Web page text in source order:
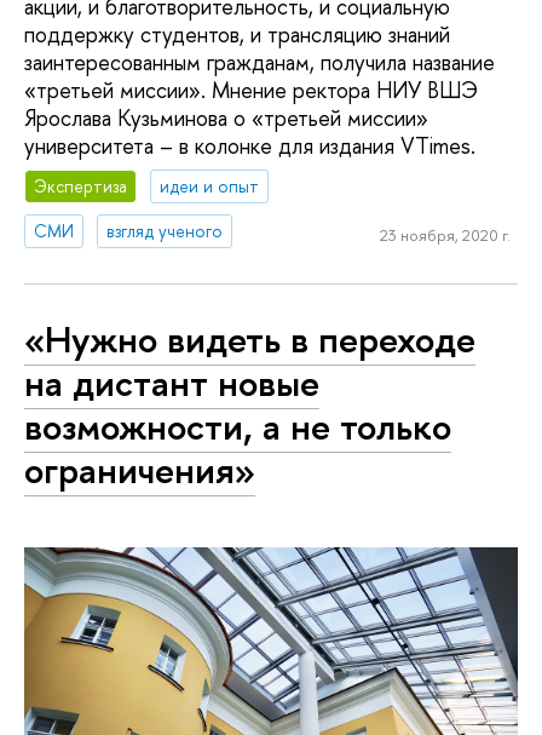
акции, и благотворительность, и социальную
поддержку студентов, и трансляцию знаний
заинтересованным гражданам, получила название
«третьей миссии». Мнение ректора НИУ ВШЭ
Ярослава Кузьминова о «третьей миссии»
университета – в колонке для издания VTimes.
Экспертиза
идеи и опыт
СМИ
взгляд ученого 23 ноября, 2020 г.
«Нужно видеть в переходе
на дистант новые
возможности, а не только
ограничения»